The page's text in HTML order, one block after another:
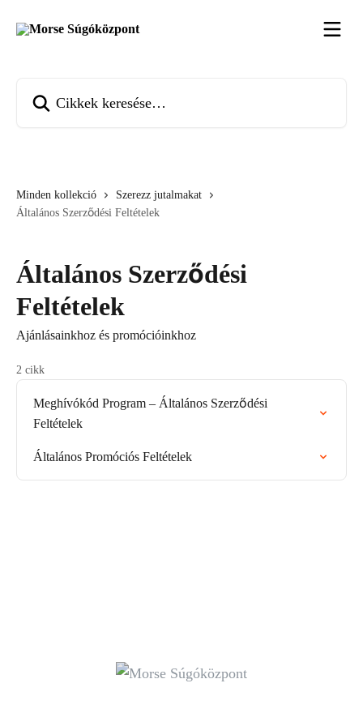
Minden kollekció
Szerezz jutalmakat
Általános Szerződési Feltételek
Általános Szerződési
Feltételek
Ajánlásainkhoz és promócióinkhoz
2 cikk
Meghívókód Program – Általános Szerződési
Feltételek
Általános Promóciós Feltételek